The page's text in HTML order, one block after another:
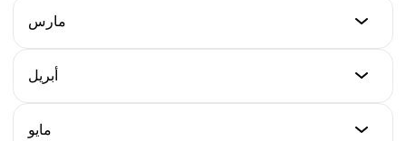
الحد الأعلى للسعر
$0.81
الحد الأدنى للسعر
$0.79
الحد الأعلى للسعر
مارس
الحد الأدنى للسعر
$0.89
أبريل
الحد الأدنى للسعر
مايو